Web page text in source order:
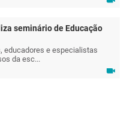
seminário de Educação
educadores e especialistas
da esc...